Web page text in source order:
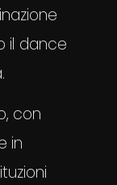
il dance
con
in